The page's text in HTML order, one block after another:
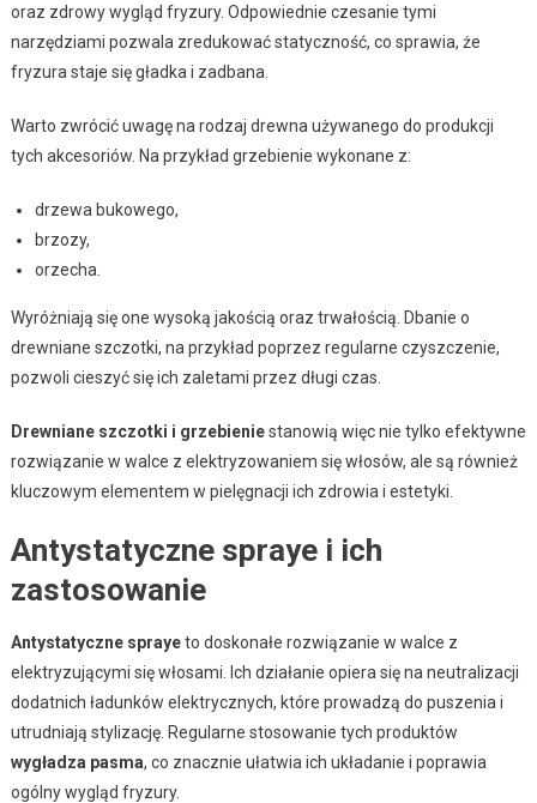
oraz zdrowy wygląd fryzury. Odpowiednie czesanie tymi
narzędziami pozwala zredukować statyczność, co sprawia, że
fryzura staje się gładka i zadbana.
Warto zwrócić uwagę na rodzaj drewna używanego do produkcji
tych akcesoriów. Na przykład grzebienie wykonane z:
drzewa bukowego,
brzozy,
orzecha.
Wyróżniają się one wysoką jakością oraz trwałością. Dbanie o
drewniane szczotki, na przykład poprzez regularne czyszczenie,
pozwoli cieszyć się ich zaletami przez długi czas.
Drewniane szczotki i grzebieniestanowią więc nie tylko efektywne
rozwiązanie w walce z elektryzowaniem się włosów, ale są również
kluczowym elementem w pielęgnacji ich zdrowia i estetyki.
Antystatyczne spraye i ich
zastosowanie
Antystatyczne sprayeto doskonałe rozwiązanie w walce z
elektryzującymi się włosami. Ich działanie opiera się na neutralizacji
dodatnich ładunków elektrycznych, które prowadzą do puszenia i
utrudniają stylizację. Regularne stosowanie tych produktów
wygładza pasma, co znacznie ułatwia ich układanie i poprawia
ogólny wygląd fryzury.